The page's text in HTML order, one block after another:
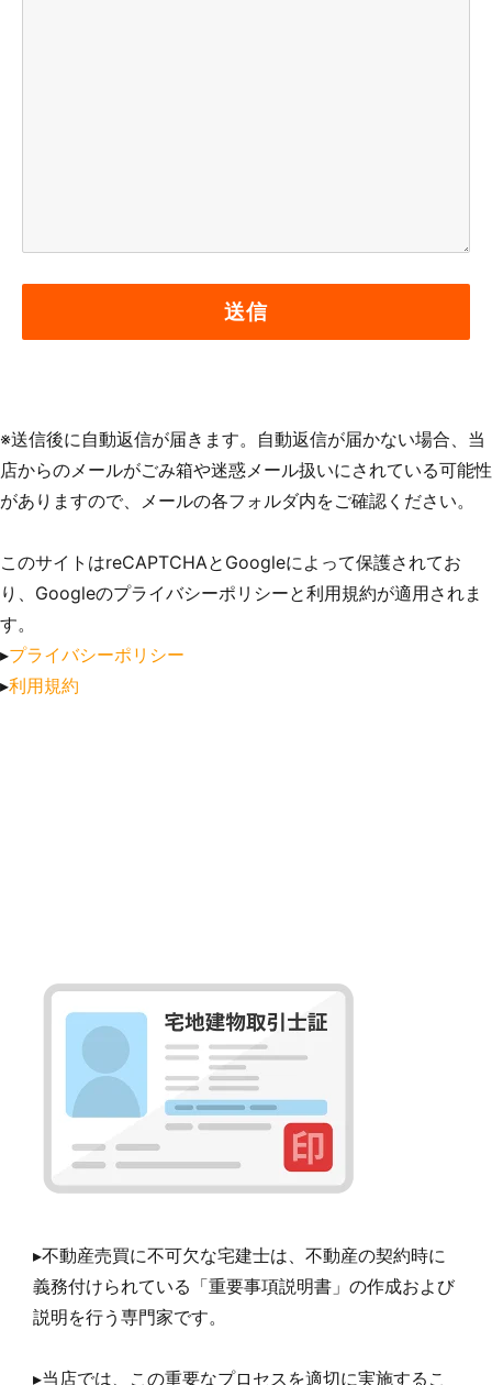
※送信後に自動返信が届きます。自動返信が届かない場合、当
店からのメールがごみ箱や迷惑メール扱いにされている可能性
がありますので、メールの各フォルダ内をご確認ください。
このサイトはreCAPTCHAとGoogleによって保護されてお
り、Googleのプライバシーポリシーと利用規約が適用されま
す。
▸プライバシーポリシー
▸利用規約
▸不動産売買に不可欠な宅建士は、不動産の契約時に
義務付けられている「重要事項説明書」の作成および
説明を行う専門家です。
▸当店では、この重要なプロセスを適切に実施するこ